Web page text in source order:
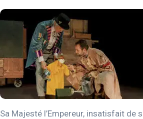
Sa Majesté l’Empereur, insatisfait de